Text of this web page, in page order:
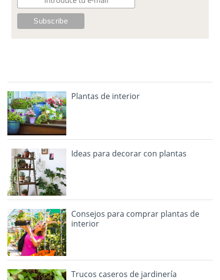
Plantas de interior
Ideas para decorar con plantas
Consejos para comprar plantas de
interior
Trucos caseros de jardinería